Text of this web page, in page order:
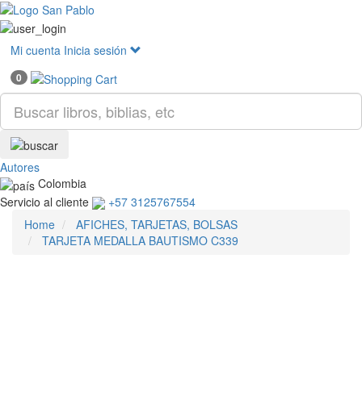
Mi cuenta Inicia sesión
0
Autores
Colombia
Servicio al cliente
+57 3125767554
Home
AFICHES, TARJETAS, BOLSAS
TARJETA MEDALLA BAUTISMO C339